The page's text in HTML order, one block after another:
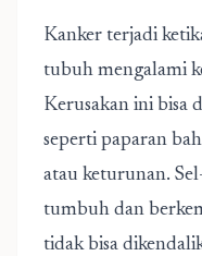
Kanker terjadi
tubuh mengalami
Kerusakan ini bisa
seperti paparan
atau keturunan.
tumbuh dan
tidak bisa